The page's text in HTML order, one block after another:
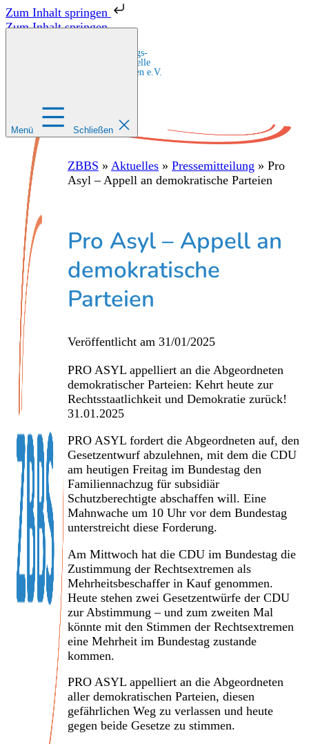
Zum Inhalt springen
Zum Inhalt springen
Zentrale Bildungs-
und Beratungsstelle
für Migrant:innen e.V.
Menü Schließen
ZBBS » Aktuelles » Pressemitteilung » Pro
Asyl – Appell an demokratische Parteien
Pro Asyl – Appell an
demokratische
Parteien
Veröffentlicht am 31/01/2025
PRO ASYL appelliert an die Abgeordneten
demokratischer Parteien: Kehrt heute zur
Rechtsstaatlichkeit und Demokratie zurück!
31.01.2025
PRO ASYL fordert die Abgeordneten auf, den
Gesetzentwurf abzulehnen, mit dem die CDU
am heutigen Freitag im Bundestag den
Familiennachzug für subsidiär
Schutzberechtigte abschaffen will. Eine
Mahnwache um 10 Uhr vor dem Bundestag
unterstreicht diese Forderung.
Am Mittwoch hat die CDU im Bundestag die
Zustimmung der Rechtsextremen als
Mehrheitsbeschaffer in Kauf genommen.
Heute stehen zwei Gesetzentwürfe der CDU
zur Abstimmung – und zum zweiten Mal
könnte mit den Stimmen der Rechtsextremen
eine Mehrheit im Bundestag zustande
kommen.
PRO ASYL appelliert an die Abgeordneten
aller demokratischen Parteien, diesen
gefährlichen Weg zu verlassen und heute
gegen beide Gesetze zu stimmen.